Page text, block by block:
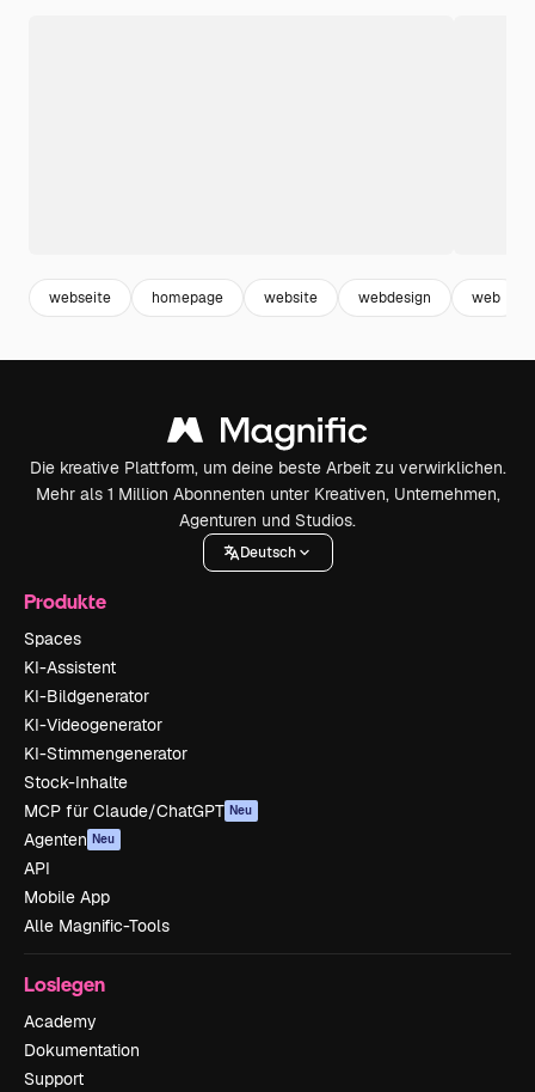
webseite homepage website webdesign web
Die kreative Plattform, um deine beste Arbeit zu verwirklichen.
Mehr als 1 Million Abonnenten unter Kreativen, Unternehmen,
Agenturen und Studios.
Deutsch
Produkte
Spaces
KI-Assistent
KI-Bildgenerator
KI-Videogenerator
KI-Stimmengenerator
Stock-Inhalte
MCP für Claude/ChatGPT Neu
Agenten Neu
API
Mobile App
Alle Magnific-Tools
Loslegen
Academy
Dokumentation
Support